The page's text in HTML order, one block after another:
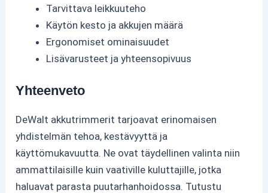
Tarvittava leikkuuteho
Käytön kesto ja akkujen määrä
Ergonomiset ominaisuudet
Lisävarusteet ja yhteensopivuus
Yhteenveto
DeWalt akkutrimmerit tarjoavat erinomaisen
yhdistelmän tehoa, kestävyyttä ja
käyttömukavuutta. Ne ovat täydellinen valinta niin
ammattilaisille kuin vaativille kuluttajille, jotka
haluavat parasta puutarhanhoidossa. Tutustu